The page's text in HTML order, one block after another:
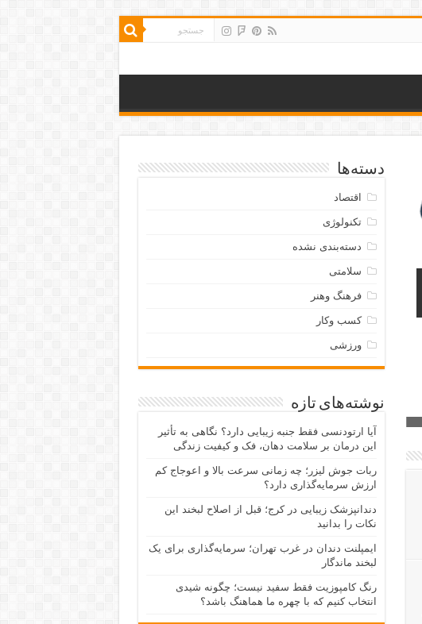
دسته‌ها
اقتصاد
تکنولوژی
دسته‌بندی نشده
سلامتی
فرهنگ وهنر
کسب وکار
ورزشی
نوشته‌های تازه
آیا ارتودنسی فقط جنبه زیبایی دارد؟ نگاهی به تأثیر
این درمان بر سلامت دهان، فک و کیفیت زندگی
ربات جوش لیزر؛ چه زمانی سرعت بالا و اعوجاج کم
ارزش سرمایه‌گذاری دارد؟
دندانپزشک زیبایی در کرج؛ قبل از اصلاح لبخند این
نکات را بدانید
ایمپلنت دندان در غرب تهران؛ سرمایه‌گذاری برای یک
لبخند ماندگار
رنگ کامپوزیت فقط سفید نیست؛ چگونه شیدی
انتخاب کنیم که با چهره ما هماهنگ باشد؟